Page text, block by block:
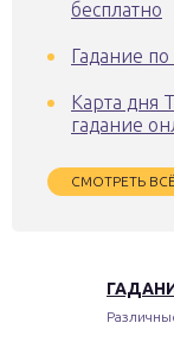
бесплатно
Гадание
Карта дня
гадание
СМОТРЕТЬ ВСЁ